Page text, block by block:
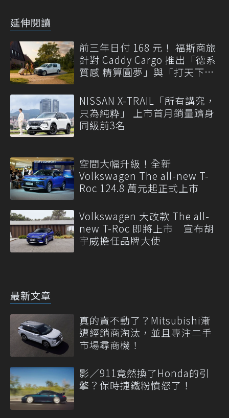
延伸閱讀
前三年日付 168 元！ 福斯商旅
針對 Caddy Cargo 推出「德系
質感 精算圓夢」與「打天下」
NISSAN X-TRAIL「所有講究，
只為純粋」 上市首月銷量躋身
同級前3名
空間大幅升級！全新
Volkswagen The all-new T-
Roc 124.8 萬元起正式上市
Volkswagen 大改款 The all-
new T-Roc 即將上市 宣布胡
宇威擔任品牌大使
最新文章
真的賣不動了？Mitsubishi漸
遭經銷商淘汰，並且專注二手
市場尋商機！
影／911竟然換了Honda的引
擎？保時捷鐵粉憤怒了！